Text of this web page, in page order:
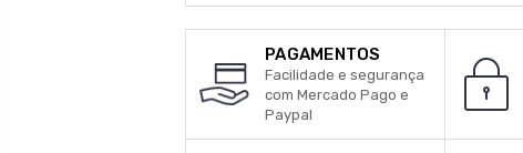
PAGAMENTOS
Facilidade e segurança
com Mercado Pago e
Paypal